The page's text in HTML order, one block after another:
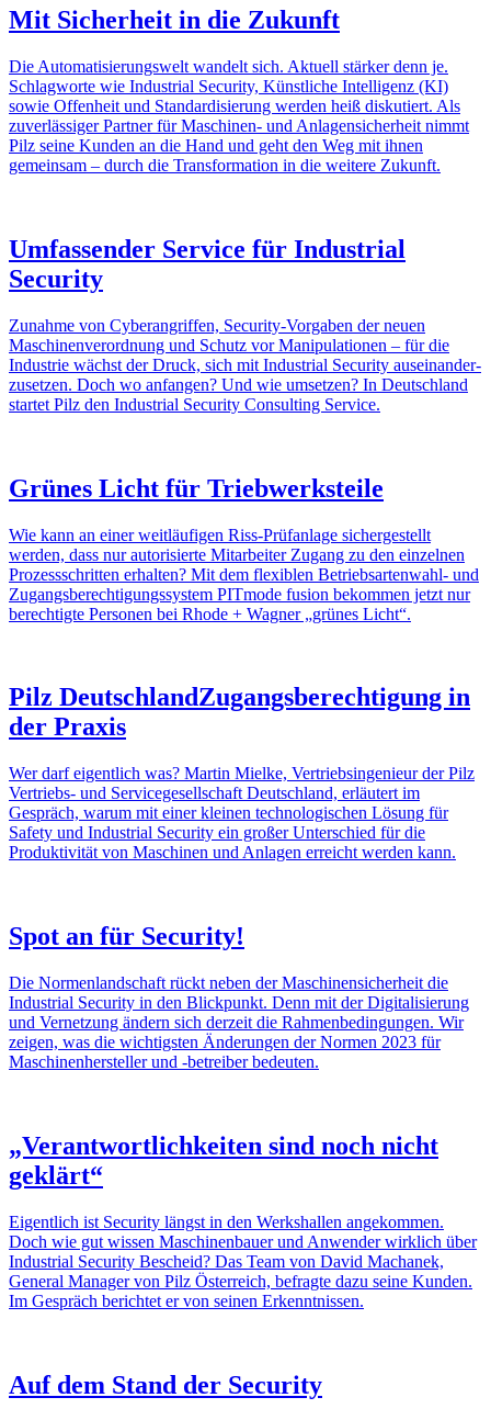
Mit Sicher­heit in die Zukunft
Die Auto­ma­ti­sie­rungs­welt wandelt sich. Aktuell stärker denn je.
Schlag­worte wie Indus­trial Security, Künst­liche Intel­li­genz (KI)
sowie Offen­heit und Stan­dar­di­sie­rung werden heiß disku­tiert. Als
zuver­läs­siger Partner für Maschinen- und Anla­gen­si­cher­heit nimmt
Pilz seine Kunden an die Hand und geht den Weg mit ihnen
gemeinsam – durch die Trans­for­ma­tion in die weitere Zukunft.
Umfas­sender Service für Indus­trial
Security
Zunahme von Cyber­an­griffen, Security-Vorgaben der neuen
Maschi­nen­ver­ord­nung und Schutz vor Mani­pu­la­tionen – für die
Indus­trie wächst der Druck, sich mit Indus­trial Security ausein­an­der­
zu­setzen. Doch wo anfangen? Und wie umsetzen? In Deutsch­land
startet Pilz den Indus­trial Security Consul­ting Service.
Grünes Licht für Trieb­werks­teile
Wie kann an einer weit­läu­figen Riss-Prüf­an­lage sicher­ge­stellt
werden, dass nur auto­ri­sierte Mitar­beiter Zugang zu den einzelnen
Prozess­schritten erhalten? Mit dem flexi­blen Betriebs­ar­ten­wahl- und
Zugangs­berechtigungs­system PITmode fusion bekommen jetzt nur
berech­tigte Personen bei Rhode + Wagner „grünes Licht“.
Pilz Deutsch­landZugangs­berechtigung in
der Praxis
Wer darf eigent­lich was? Martin Mielke, Vertriebs­in­ge­nieur der Pilz
Vertriebs- und Service­ge­sell­schaft Deutsch­land, erläu­tert im
Gespräch, warum mit einer kleinen tech­no­lo­gi­schen Lösung für
Safety und Indus­trial Security ein großer Unter­schied für die
Produk­ti­vität von Maschinen und Anlagen erreicht werden kann.
Spot an für Security!
Die Normen­land­schaft rückt neben der Maschi­nen­si­cher­heit die
Indus­trial Security in den Blick­punkt. Denn mit der Digi­ta­li­sie­rung
und Vernet­zung ändern sich derzeit die Rahmen­be­din­gungen. Wir
zeigen, was die wich­tigsten Ände­rungen der Normen 2023 für
Maschi­nen­her­steller und ‑betreiber bedeuten.
„Verant­wort­lich­keiten sind noch nicht
geklärt“
Eigent­lich ist Security längst in den Werks­hallen ange­kommen.
Doch wie gut wissen Maschi­nen­bauer und Anwender wirk­lich über
Indus­trial Security Bescheid? Das Team von David Mach­anek,
General Manager von Pilz Öster­reich, befragte dazu seine Kunden.
Im Gespräch berichtet er von seinen Erkennt­nissen.
Auf dem Stand der Security